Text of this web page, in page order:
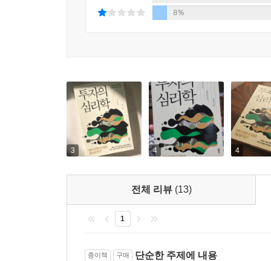
개정판은 금융회사들의 진짜 속내는 물론이고,
믿지 말고, 얼굴도 보지 못한 투자 성공 부자들이
자신감도 버려야 한다.
아무것도 하지 말고 저축만 열심히 하라는 게
구분하지 못하고, 하려고 하지 않는다면 차라
간단하다. 주변 이야기에 휩쓸리지 않는 객관적이
것이다. 재테크를 하기 전에 이 책을 반드시 읽어
8%
3 4 4
전체 리뷰 (13)
1
종이책 구매 단순한 주제에 내용